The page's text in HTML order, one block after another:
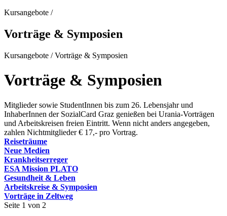
Kursangebote /
Vorträge & Symposien
Kursangebote /Vorträge & Symposien
Vorträge & Symposien
Mitglieder sowie StudentInnen bis zum 26. Lebensjahr und
InhaberInnen der SozialCard Graz genießen bei Urania-Vorträgen
und Arbeitskreisen freien Eintritt. Wenn nicht anders angegeben,
zahlen Nichtmitglieder € 17,- pro Vortrag.
Reiseträume
Neue Medien
Krankheitserreger
ESA Mission PLATO
Gesundheit & Leben
Arbeitskreise & Symposien
Vorträge in Zeltweg
Seite 1 von 2